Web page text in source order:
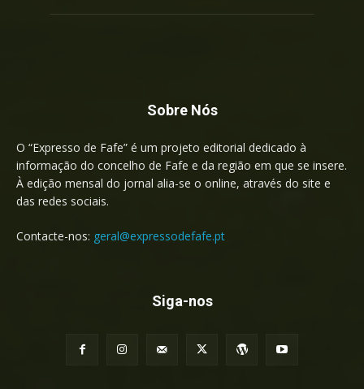
Sobre Nós
O “Expresso de Fafe” é um projeto editorial dedicado à
informação do concelho de Fafe e da região em que se insere.
À edição mensal do jornal alia-se o online, através do site e
das redes sociais.
Contacte-nos: geral@expressodefafe.pt
Siga-nos